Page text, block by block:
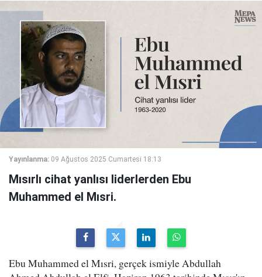
Yayınlanma: 09 Ağustos 2025 Cumartesi 18:13
Mısırlı cihat yanlısı liderlerden Ebu
Muhammed el Mısri.
Ebu Muhammed el Mısri, gerçek ismiyle Abdullah